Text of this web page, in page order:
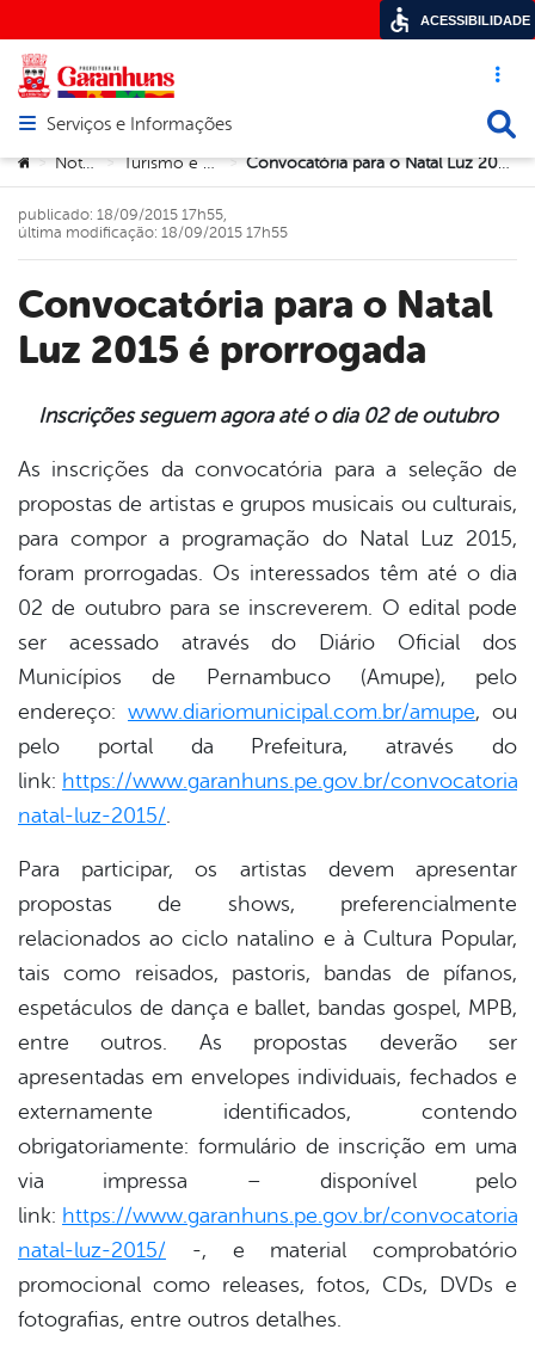
Acesso
Abrir menu principal de navegação
Serviços e Informações
Você está aqui:
> Notícias > Turismo e Cultura > Convocatória para o Natal Luz 2015 é prorrogada
Convocatória para o Natal
Luz 2015 é prorrogada
publicado: 18/09/2015 17h55,
última modificação: 18/09/2015 17h55
Inscrições seguem agora até o dia 02 de outubro
As inscrições da convocatória para a seleção de
propostas de artistas e grupos musicais ou culturais,
para compor a programação do Natal Luz 2015,
foram prorrogadas. Os interessados têm até o dia
02 de outubro para se inscreverem. O edital pode
ser acessado através do Diário Oficial dos
Municípios de Pernambuco (Amupe), pelo
endereço: www.diariomunicipal.com.br/amupe, ou
pelo portal da Prefeitura, através do
link: https://www.garanhuns.pe.gov.br/convocatoria-
natal-luz-2015/.
Para participar, os artistas devem apresentar
propostas de shows, preferencialmente
relacionados ao ciclo natalino e à Cultura Popular,
tais como reisados, pastoris, bandas de pífanos,
espetáculos de dança e ballet, bandas gospel, MPB,
entre outros. As propostas deverão ser
apresentadas em envelopes individuais, fechados e
externamente identificados, contendo
obrigatoriamente: formulário de inscrição em uma
via impressa – disponível pelo
link: https://www.garanhuns.pe.gov.br/convocatoria-
natal-luz-2015/ -, e material comprobatório
promocional como releases, fotos, CDs, DVDs e
fotografias, entre outros detalhes.
ACESSIBILIDADE